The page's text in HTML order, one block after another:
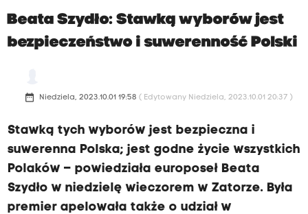
Beata Szydło: Stawką wyborów jest
bezpieczeństwo i suwerenność Polski
date_range Niedziela, 2023.10.01 19:58 ( Edytowany Niedziela, 2023.10.01 20:37 )
Stawką tych wyborów jest bezpieczna i
suwerenna Polska; jest godne życie wszystkich
Polaków – powiedziała europoseł Beata
Szydło w niedzielę wieczorem w Zatorze. Była
premier apelowała także o udział w